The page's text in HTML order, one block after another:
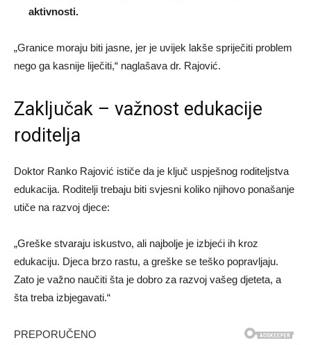
aktivnosti.
„Granice moraju biti jasne, jer je uvijek lakše spriječiti problem
nego ga kasnije liječiti,“ naglašava dr. Rajović.
Zaključak – važnost edukacije
roditelja
Doktor Ranko Rajović ističe da je ključ uspješnog roditeljstva
edukacija. Roditelji trebaju biti svjesni koliko njihovo ponašanje
utiče na razvoj djece:
„Greške stvaraju iskustvo, ali najbolje je izbjeći ih kroz
edukaciju. Djeca brzo rastu, a greške se teško popravljaju.
Zato je važno naučiti šta je dobro za razvoj vašeg djeteta, a
šta treba izbjegavati.“